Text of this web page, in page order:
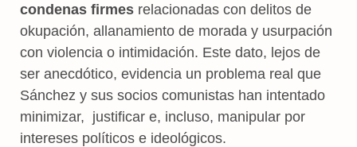
condenas firmes relacionadas con delitos de
okupación, allanamiento de morada y usurpación
con violencia o intimidación. Este dato, lejos de
ser anecdótico, evidencia un problema real que
Sánchez y sus socios comunistas han intentado
minimizar, justificar e, incluso, manipular por
intereses políticos e ideológicos.